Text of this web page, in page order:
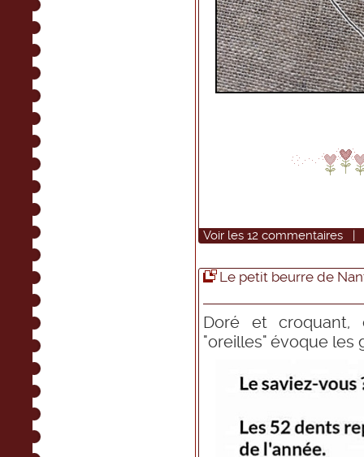
Voir les 12 commentaires |
Le petit beurre de
Doré et croquant,
"oreilles" évoque